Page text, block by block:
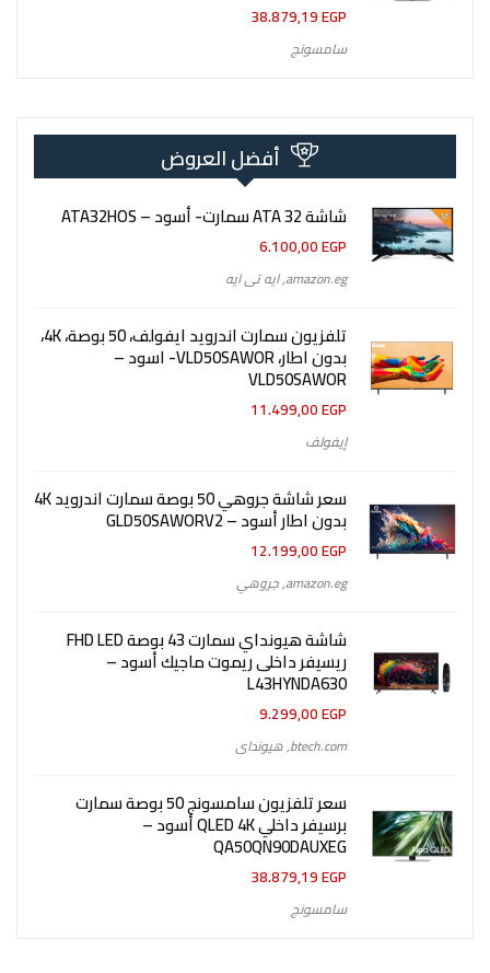
38.879,19EGP
سامسونج
أفضل العروض
شاشة 32 ATA سمارت- أسود – ATA32HOS
6.100,00EGP
amazon.eg
,ايه تى ايه
تلفزيون سمارت اندرويد ايفولف، 50 بوصة، 4K،
بدون اطار، VLD50SAWOR- اسود –
VLD50SAWOR
11.499,00EGP
إيفولف
سعر شاشة جروهي 50 بوصة سمارت اندرويد 4K
بدون اطار أسود – GLD50SAWORV2
12.199,00EGP
amazon.eg
,جروهي
شاشة هيونداي سمارت 43 بوصة FHD LED
ريسيفر داخلى ريموت ماجيك أسود –
L43HYNDA630
9.299,00EGP
btech.com
,هيونداى
سعر تلفزيون سامسونج 50 بوصة سمارت
برسيفر داخلي QLED 4K أسود –
QA50QN90DAUXEG
38.879,19EGP
سامسونج